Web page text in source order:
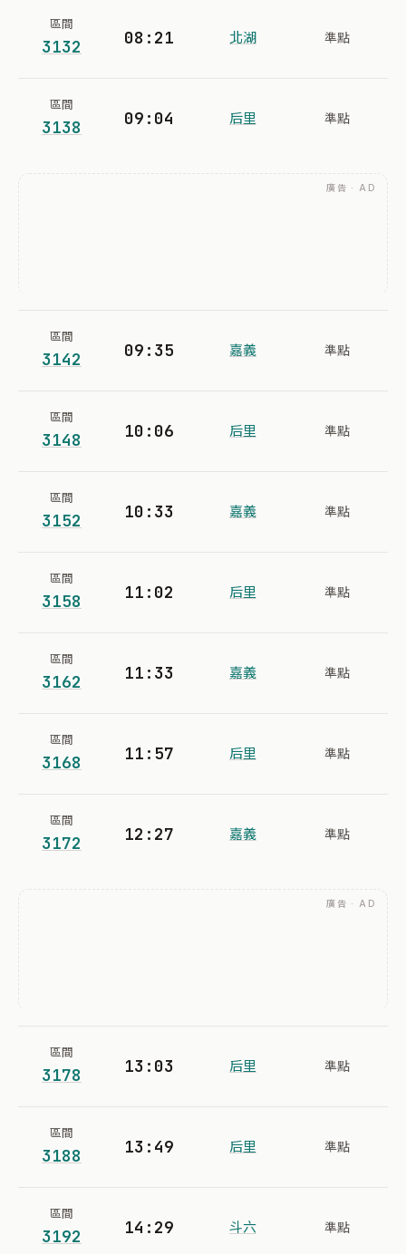
區間
3132 08:21 北湖 準點
區間
3138 09:04 后里 準點
廣告 · AD
區間
3142 09:35 嘉義 準點
區間
3148 10:06 后里 準點
區間
3152 10:33 嘉義 準點
區間
3158 11:02 后里 準點
區間
3162 11:33 嘉義 準點
區間
3168 11:57 后里 準點
區間
3172 12:27 嘉義 準點
廣告 · AD
區間
3178 13:03 后里 準點
區間
3188 13:49 后里 準點
區間
3192 14:29 斗六 準點